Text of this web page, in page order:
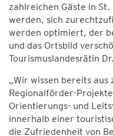
zahlreichen Gäste in
werden, sich
werden optimiert, der
und das Ortsbild
Tourismuslandesrätin
„Wir wissen bereits
Regionalförder-
Orientierungs- und
innerhalb einer
die Zufriedenheit von